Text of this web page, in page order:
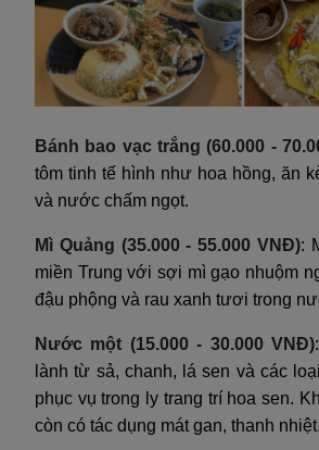
Bánh bao vạc trắng (60.000 -
tôm tinh tế hình như hoa hồng, ăn
và nước chấm ngọt.
Mì Quảng (35.000 - 55.000 VNĐ):
miền Trung với sợi mì gạo nhuộm
đậu phộng và rau xanh tươi trong
Nước một (15.000 - 30.000 VNĐ)
lành từ sả, chanh, lá sen và các
phục vụ trong ly trang trí hoa sen.
còn có tác dụng mát gan, thanh nhiệt.